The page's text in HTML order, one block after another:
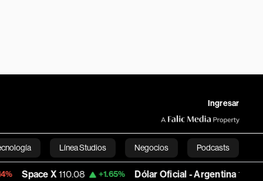
Ingresar
Línea Studios Negocios Podcasts
English
110.08 +1.65% Dólar Oficial - Argentina 1,496.75